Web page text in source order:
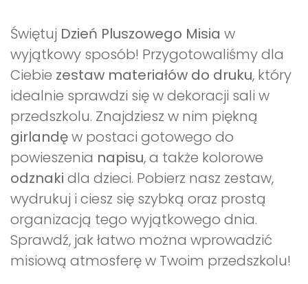
Świętuj Dzień Pluszowego Misia w
wyjątkowy sposób! Przygotowaliśmy dla
Ciebie zestaw materiałów do druku, który
idealnie sprawdzi się w dekoracji sali w
przedszkolu. Znajdziesz w nim piękną
girlandęw postaci gotowego do
powieszenia napisu, a także kolorowe
odznaki dla dzieci. Pobierz nasz zestaw,
wydrukuj i ciesz się szybką oraz prostą
organizacją tego wyjątkowego dnia.
Sprawdź, jak łatwo można wprowadzić
misiową atmosferę w Twoim przedszkolu!